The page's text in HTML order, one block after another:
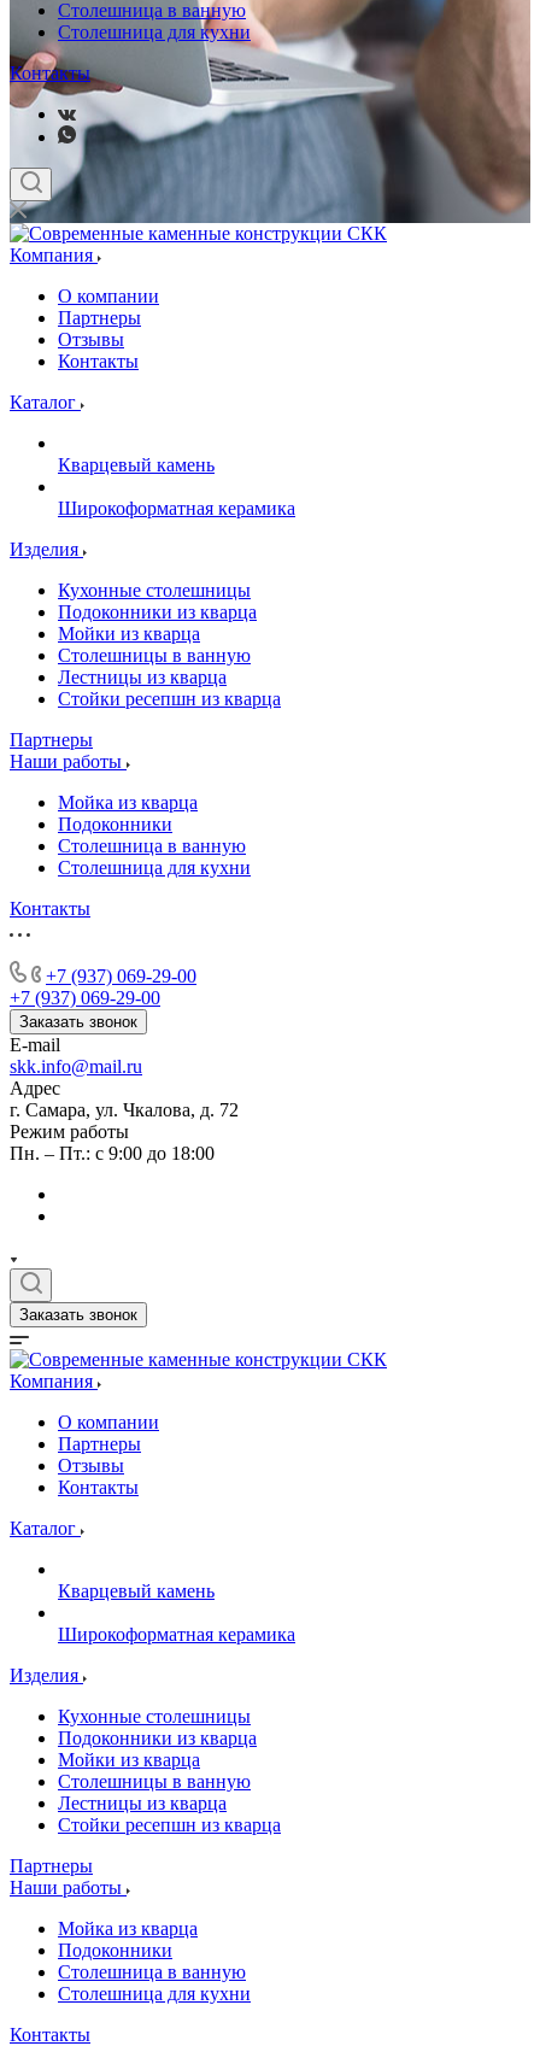
Столешница в ванную
Столешница для кухни
Контакты
Компания
О компании
Партнеры
Отзывы
Контакты
Каталог
Кварцевый камень
Широкоформатная керамика
Изделия
Кухонные столешницы
Подоконники из кварца
Мойки из кварца
Столешницы в ванную
Лестницы из кварца
Стойки ресепшн из кварца
Партнеры
Наши работы
Мойка из кварца
Подоконники
Столешница в ванную
Столешница для кухни
Контакты
+7 (937) 069-29-00
+7 (937) 069-29-00
Заказать звонок
E-mail
skk.info@mail.ru
Адрес
г. Самара, ул. Чкалова, д. 72
Режим работы
Пн. – Пт.: с 9:00 до 18:00
Заказать звонок
Компания
О компании
Партнеры
Отзывы
Контакты
Каталог
Кварцевый камень
Широкоформатная керамика
Изделия
Кухонные столешницы
Подоконники из кварца
Мойки из кварца
Столешницы в ванную
Лестницы из кварца
Стойки ресепшн из кварца
Партнеры
Наши работы
Мойка из кварца
Подоконники
Столешница в ванную
Столешница для кухни
Контакты